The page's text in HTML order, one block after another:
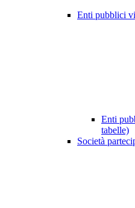
Enti pubblici
Enti
tabelle)
Società